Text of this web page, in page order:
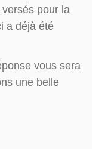
pour la
a déjà été
vous sera
une belle